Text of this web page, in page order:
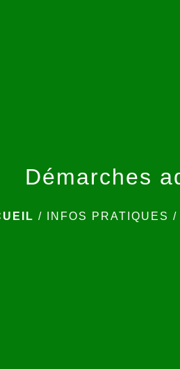
Démarches
/ INFOS PRATIQUES /